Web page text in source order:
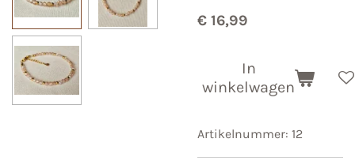
€ 16,99
In
winkelwagen
Artikelnummer: 12